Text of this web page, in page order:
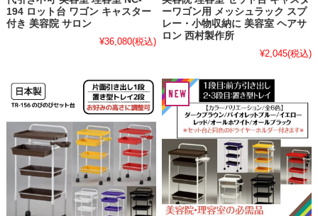
194 ロット台 ワゴン キャスター
付き 美容院 サロン
¥36,080(税込)
ーワゴン用 メッシュラック スプ
レー・小物収納に 美容室 ヘアサ
ロン 西村製作所
¥2,045(税込)